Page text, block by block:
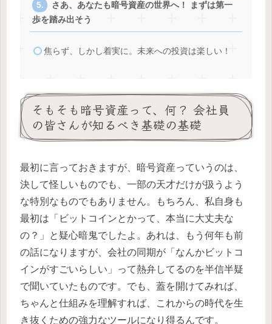
さあ、あなたも暗号資産の世界へ！ まずは第一
歩を踏み出そう
焦らず、しかし着実に。未来への投資は楽しい！
そもそも暗号資産って、何？ 会社員
の皆さんが知るべき基礎の基礎
最初に言っておきますが、暗号資産っていうのは、
決して怪しいものでも、一部の天才だけが扱うよう
な特別なものでもありません。もちろん、私自身も
最初は「ビットコインとかって、本当に大丈夫な
の？」と疑心暗鬼でしたよ。あれは、もう何年も前
の話になりますが、会社の同期が「なんかビットコ
インがすごいらしい」って熱弁してるのを半信半疑
で聞いていたものです。でも、蓋を開けてみれば、
ちゃんと仕組みを理解すれば、これからの時代を生
き抜くための強力なツールになり得るんです。